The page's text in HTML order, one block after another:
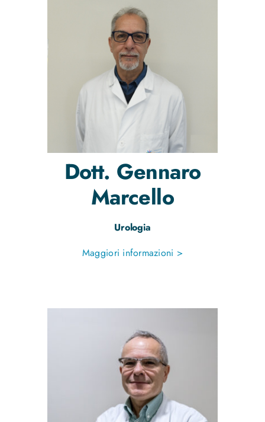
Dott. Gennaro
Marcello
Urologia
Maggiori informazioni >